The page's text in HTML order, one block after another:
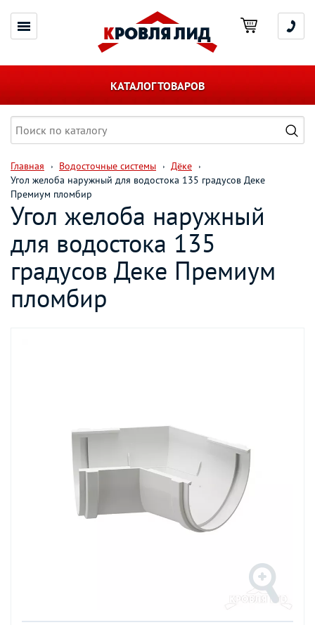
КАТАЛОГ ТОВАРОВ
Главная Водосточные системы
Дёке
Угол желоба наружный для водостока 135 градусов Деке
Премиум пломбир
Угол желоба наружный
для водостока 135
градусов Деке Премиум
пломбир